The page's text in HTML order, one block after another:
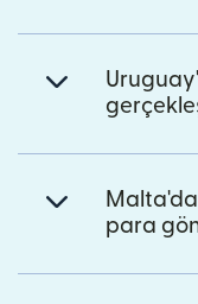
para